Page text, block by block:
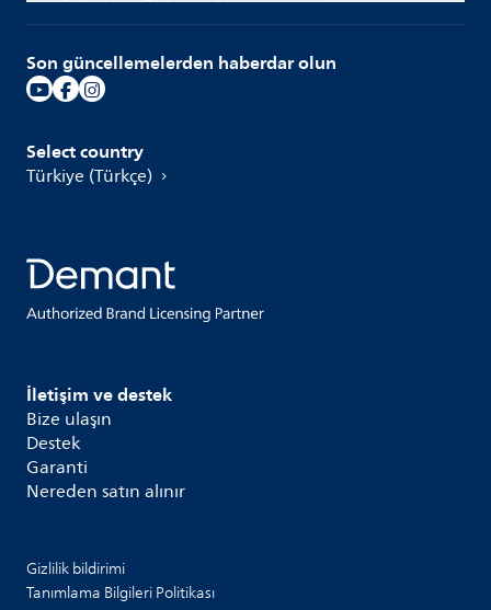
İletişim ve destek
Bize ulaşın
Destek
Garanti
Nereden satın alınır
Son güncellemelerden haberdar olun
Select country
Türkiye (Türkçe)
Gizlilik bildirimi
Tanımlama Bilgileri Politikası